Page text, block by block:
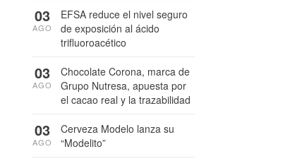
EFSA reduce el nivel seguro
de exposición al ácido
trifluoroacético
03
AGO
Chocolate Corona, marca de
Grupo Nutresa, apuesta por
el cacao real y la trazabilidad
03
AGO
Cerveza Modelo lanza su
“Modelito”
03
AGO